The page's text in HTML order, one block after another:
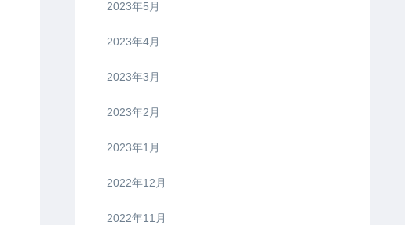
2023年5月
2023年4月
2023年3月
2023年2月
2023年1月
2022年12月
2022年11月